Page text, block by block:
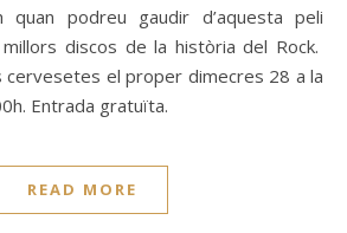
podreu gaudir d’aquesta peli
discos de la història del Rock.
cervesetes el proper dimecres 28 a la
Entrada gratuïta.
READ MORE